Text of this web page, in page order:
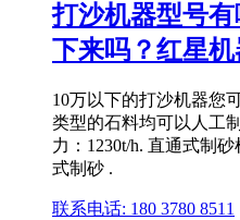
打沙机器型号
下来吗？红星机
10万以下的打沙机器您
类型的石料均可以人工
力：1230t/h. 直通式制
式制砂 .
联系电话: 180 3780 8511